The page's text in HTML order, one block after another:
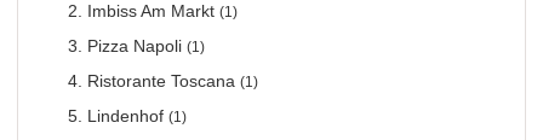
Imbiss Am Markt (1)
Pizza Napoli (1)
Ristorante Toscana (1)
Lindenhof (1)